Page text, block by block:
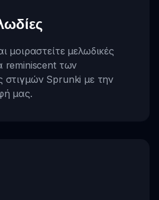
μοιραστείτε μελωδικές
reminiscent των
Sprunki με την
μας.